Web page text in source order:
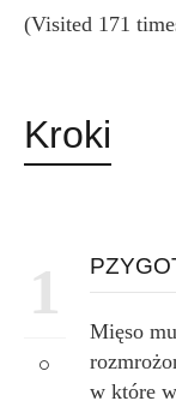
(Visited 171
Kroki
1
Mięso
w które